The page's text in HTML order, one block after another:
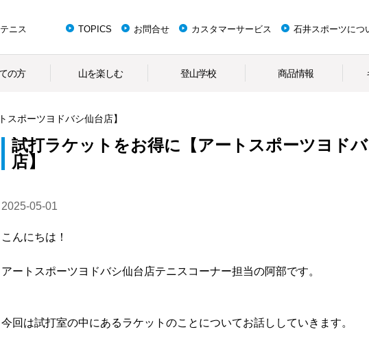
テニス TOPICS お問合せ カスタマーサービス 石井スポーツにつ
の方 山を楽しむ 登山学校 商品情報
スポーツヨドバシ仙台店】
試打ラケットをお得に【アートスポーツヨド
店】
2025-05-01
こんにちは！
アートスポーツヨドバシ仙台店テニスコーナー担当の阿部です。
今回は試打室の中にあるラケットのことについてお話ししていきます。